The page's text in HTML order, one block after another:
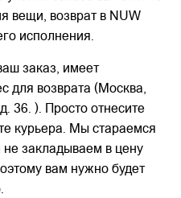
вещи, возврат в NUW
исполнения.
заказ, имеет
для возврата (Москва,
36. ). Просто отнесите
курьера. Мы стараемся
не закладываем в цену
вам нужно будет